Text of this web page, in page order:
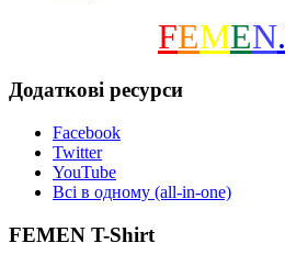
FEMEN.
Додаткові ресурси
Facebook
Twitter
YouTube
Всі в одному (all-in-one)
FEMEN T-Shirt